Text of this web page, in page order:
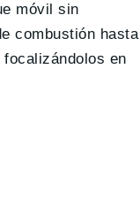
móvil sin
combustión hasta
focalizándolos en